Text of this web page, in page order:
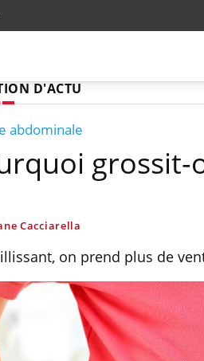
D'ACTU
abdominale
Cacciarella
on prend plus de